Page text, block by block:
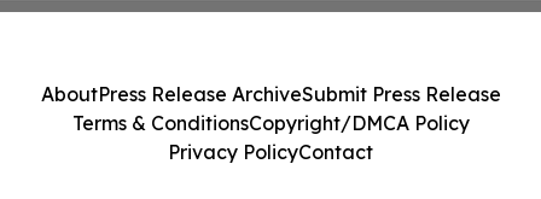
AboutPress Release ArchiveSubmit Press Release
Terms & ConditionsCopyright/DMCA Policy
Privacy PolicyContact